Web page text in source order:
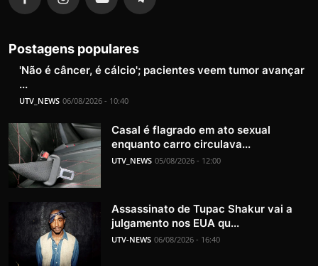
Postagens populares
'Não é câncer, é cálcio'; pacientes veem tumor avançar
...
UTV_NEWS 06/08/2026 - 10:40
Casal é flagrado em ato sexual
enquanto carro circulava...
UTV_NEWS 05/08/2026 - 12:00
Assassinato de Tupac Shakur vai a
julgamento nos EUA qu...
UTV-NEWS 06/08/2026 - 16:40